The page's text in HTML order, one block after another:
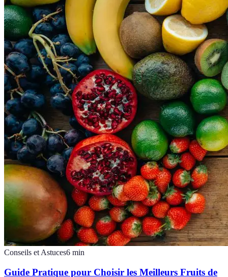
Conseils et Astuces6 min
Guide Pratique pour Choisir les Meilleurs Fruits de